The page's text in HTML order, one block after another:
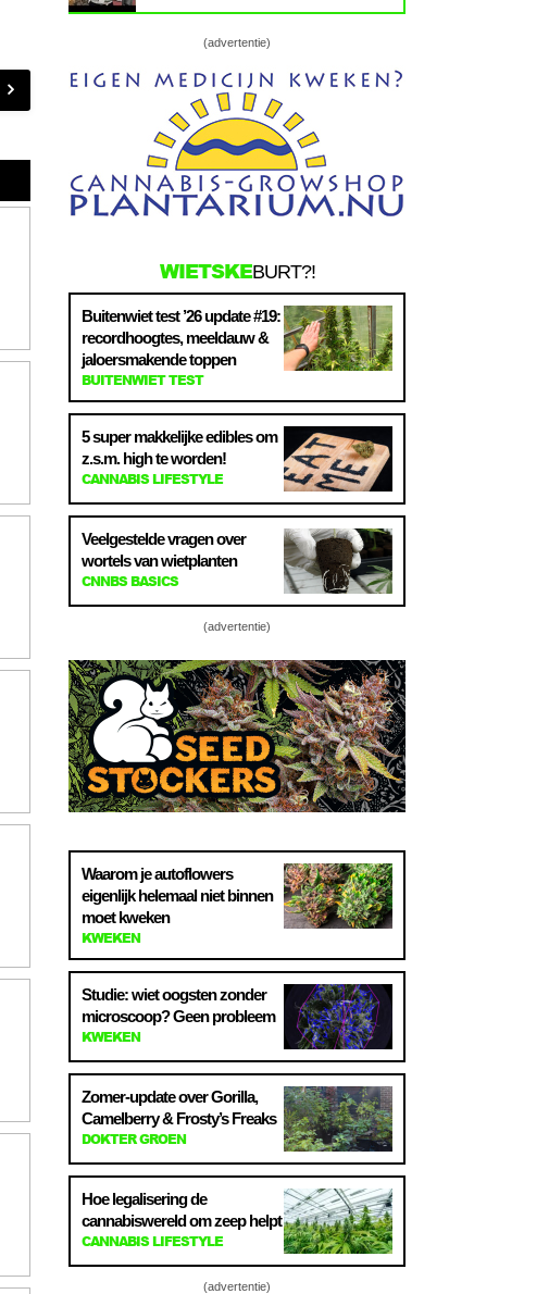
(advertentie)
WIETSKEBURT?!
Buitenwiet test ’26 update #19:
recordhoogtes, meeldauw &
jaloersmakende toppen
BUITENWIET TEST
5 super makkelijke edibles om
z.s.m. high te worden!
CANNABIS LIFESTYLE
Veelgestelde vragen over
wortels van wietplanten
CNNBS BASICS
(advertentie)
Waarom je autoflowers
eigenlijk helemaal niet binnen
moet kweken
KWEKEN
Studie: wiet oogsten zonder
microscoop? Geen probleem
KWEKEN
Zomer-update over Gorilla,
Camelberry & Frosty’s Freaks
DOKTER GROEN
Hoe legalisering de
cannabiswereld om zeep helpt
CANNABIS LIFESTYLE
(advertentie)